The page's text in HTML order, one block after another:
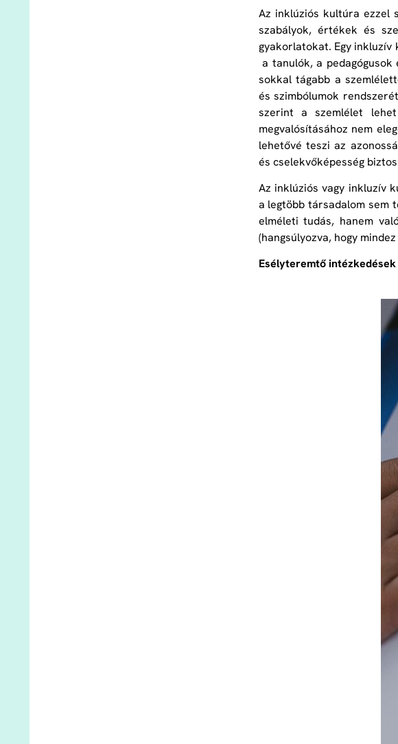
Az inklúziós kultúra ezzel
szabályok, értékek és
gyakorlatokat. Egy
a tanulók, a pedagógusok
sokkal tágabb a
és szimbólumok
szerint a szemlélet
megvalósításához nem
lehetővé teszi az
és cselekvőképesség
Az inklúziós vagy inkluzív
a legtöbb társadalom sem
elméleti tudás, hanem
(hangsúlyozva, hogy
Esélyteremtő